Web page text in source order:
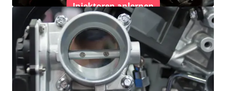
Injektoren anlernen